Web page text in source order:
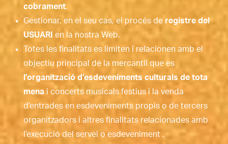
cobrament.
Gestionar, en el seu cas, el procés de registre del
USUARI en la nostra Web.
Totes les finalitats es limiten i relacionen amb el
objectiu principal de la mercantil que es
l’organització d’esdeveniments culturals de tota
menai concerts musicals festius i la venda
d’entrades en esdeveniments propis o de tercers
organitzadors i altres finalitats relacionades amb
l’execució del servei o esdeveniment .